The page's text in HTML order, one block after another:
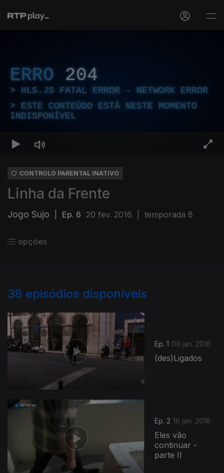
ERRO 204
HLS.JS FATAL ERROR - NETWORK ERROR
ESTE CONTEÚDO ESTÁ NESTE MOMENTO
INDISPONÍVEL
CONTROLO PARENTAL INATIVO
Linha da Frente
Jogo Sujo Ep. 6 20 fev. 2016 temporada 8
opções
38 episódios disponíveis
Ep. 1 09 jan. 2016
(des)Ligados
Ep. 2 16 jan. 2016
Eles vão
continuar -
parte II